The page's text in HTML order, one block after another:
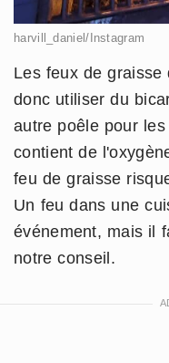
harvill_daniel/Instagram
Les feux de
donc utiliser du
autre poêle pour
contient de
feu de graisse
Un feu dans une
événement, mais il
notre conseil.